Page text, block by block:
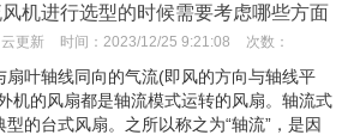
机进行选型的时候需要考虑哪些方面
云更新 时间： 2023/12/25 9:21:08 次数：
扇叶轴线同向的气流(即风的方向与轴线平
机的风扇都是轴流模式运转的风扇。轴流式
的台式风扇。之所以称之为“轴流”，是因